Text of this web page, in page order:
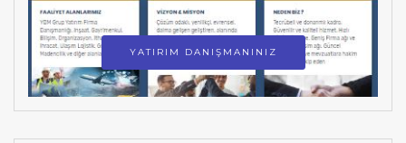
YATIRIM DANIŞMANINIZ